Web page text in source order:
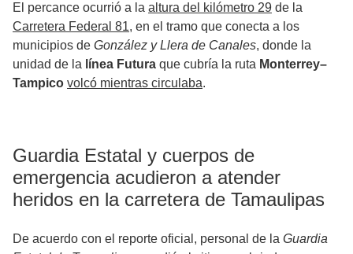
El percance ocurrió a la altura del kilómetro 29 de la
Carretera Federal 81, en el tramo que conecta a los
municipios de González y Llera de Canales, donde la
unidad de la línea Futura que cubría la ruta Monterrey–
Tampico volcó mientras circulaba.
Guardia Estatal y cuerpos de
emergencia acudieron a atender
heridos en la carretera de Tamaulipas
De acuerdo con el reporte oficial, personal de la Guardia